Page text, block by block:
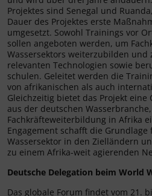
Projektes sind Senegal und
Dauer des Projektes erste
umgesetzt. Sowohl Trainings vor
sollen angeboten werden, um
Wassersektors weiterzubilden und
relevanten Technologien sowie
schulen. Geleitet werden die
von afrikanischen als auch
Gleichzeitig bietet das Projekt
aus der deutschen
Fachkräfteweiterbildung in Afrika
Engagement schafft die
Wassersektor in den Zielländern
zu einem Afrika-weit agierenden
Deutsche Delegation beim World
Das globale Forum findet vom 21.